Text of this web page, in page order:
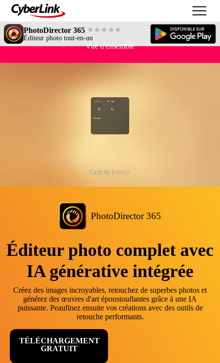
PhotoDirector 365
Éditeur photo tout-en-un
Vue d'ensemble
PhotoDirector 365
Éditeur photo complet avec
IA générative intégrée
Créez des images incroyables, retouchez de superbes photos et
générez des œuvres d'art époustouflantes grâce à une IA
puissante. Peaufinez ensuite vos créations avec des outils de
retouche performants.
TÉLÉCHARGEMENT
GRATUIT